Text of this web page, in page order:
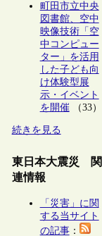
町田市立中央
図書館、空中
映像技術「空
中コンピュー
ター」を活用
した子ども向
け体験型展
示・イベント
を開催（33）
続きを見る
東日本大震災 関
連情報
「災害」に関
する当サイト
の記事：